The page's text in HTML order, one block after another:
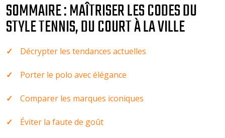
SOMMAIRE : MAÎTRISER LES CODES DU
STYLE TENNIS, DU COURT À LA VILLE
Décrypter les tendances actuelles
Porter le polo avec élégance
Comparer les marques iconiques
Éviter la faute de goût